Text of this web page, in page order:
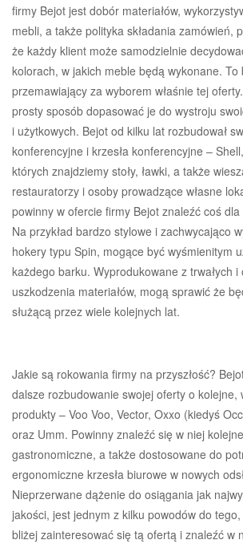
firmy Bejot jest dobór materiałów,
mebli, a także polityka składania zamówień,
że każdy klient może samodzielnie
kolorach, w jakich meble będą wykonane. To
przemawiający za wyborem właśnie tej
prosty sposób dopasować je do wystroju
i użytkowych. Bejot od kilku lat rozbudował
konferencyjne i krzesła konferencyjne –
których znajdziemy stoły, ławki, a także
restauratorzy i osoby prowadzące własne
powinny w ofercie firmy Bejot znaleźć coś
Na przykład bardzo stylowe i zachwycająco
hokery typu Spin, mogące być wyśmienitym
każdego barku. Wyprodukowane z trwałych
uszkodzenia materiałów, mogą sprawić że
służącą przez wiele kolejnych lat.
Jakie są rokowania firmy na przyszłość?
dalsze rozbudowanie swojej oferty o kolejne,
produkty – Voo Voo, Vector, Oxxo (kiedyś
oraz Umm. Powinny znaleźć się w niej
gastronomiczne, a także dostosowane do
ergonomiczne krzesła biurowe w nowych
Nieprzerwane dążenie do osiągania jak
jakości, jest jednym z kilku powodów do
bliżej zainteresować się tą ofertą i znaleźć w